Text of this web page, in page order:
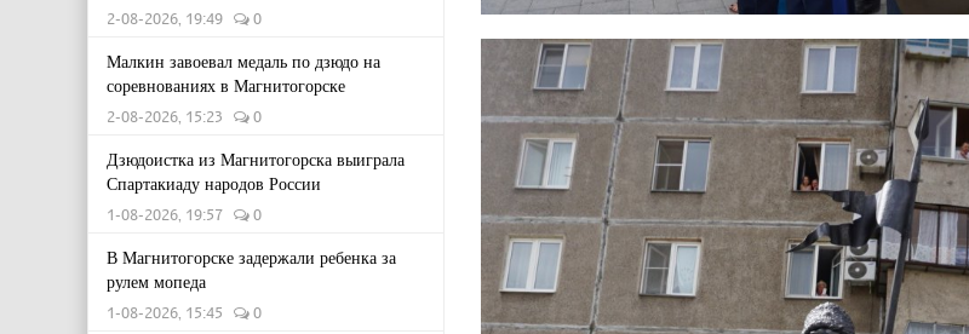
2-08-2026, 19:49 0
Малкин завоевал медаль по дзюдо на
соревнованиях в Магнитогорске
2-08-2026, 15:23 0
Дзюдоистка из Магнитогорска выиграла
Спартакиаду народов России
1-08-2026, 19:57 0
В Магнитогорске задержали ребенка за
рулем мопеда
1-08-2026, 15:45 0